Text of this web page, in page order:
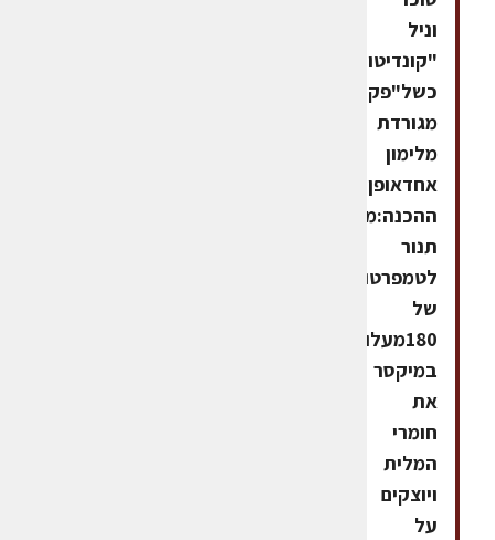
וניל
"קונדיטור-גלעם"
כשל"פקליפה
מגורדת
מלימון
אחדאופן
ההכנה:מחממים
תנור
לטמפרטורה
של
180מעלות.מערבלים
במיקסר
את
חומרי
המלית
ויוצקים
על